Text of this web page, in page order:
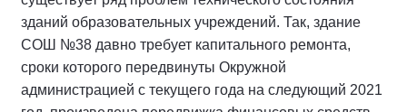
зданий образовательных учреждений. Так, здание
СОШ №38 давно требует капитального ремонта,
сроки которого передвинуты Окружной
администрацией с текущего года на следующий 2021